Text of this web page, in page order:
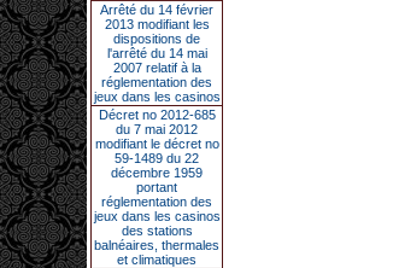
Arrêté du 14 février
2013 modifiant les
dispositions de
l'arrêté du 14 mai
2007 relatif à la
réglementation des
jeux dans les casinos
Décret no 2012-685
du 7 mai 2012
modifiant le décret no
59-1489 du 22
décembre 1959
portant
réglementation des
jeux dans les casinos
des stations
balnéaires, thermales
et climatiques